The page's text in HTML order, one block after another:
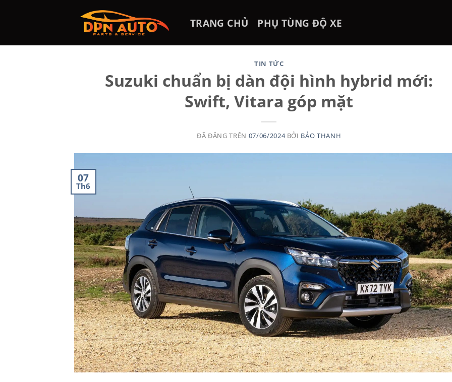
TRANG CHỦ PHỤ TÙNG ĐỘ XE
TIN TỨC
Suzuki chuẩn bị dàn đội hình hybrid mới:
Swift, Vitara góp mặt
ĐÃ ĐĂNG TRÊN 07/06/2024 BỞI BẢO THANH
07
Th6